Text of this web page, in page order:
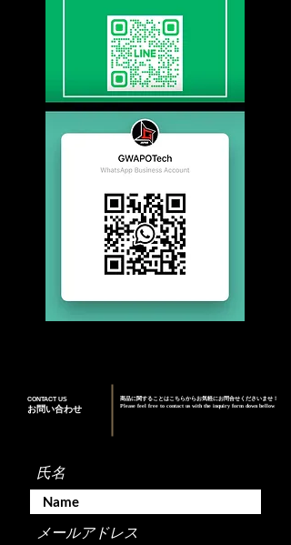
お問い合わせ
CONTACT US
商品に関することはこちらからお気軽にお問合せくださいませ！
Please feel free to contact us with the inquiry form down bellow
氏名
メールアドレス